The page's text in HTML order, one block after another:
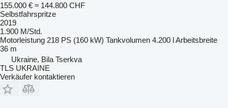
155.000 € ≈ 144.800 CHF
Selbstfahrspritze
2019
1.900 M/Std.
Motorleistung 218 PS (160 kW) Tankvolumen 4.200 lArbeitsbreite
36 m
Ukraine, Bila Tserkva
TLS UKRAINE
Verkäufer kontaktieren